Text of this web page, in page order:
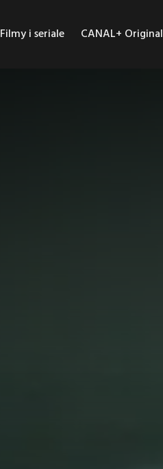
Filmy i seriale CANAL+ Original